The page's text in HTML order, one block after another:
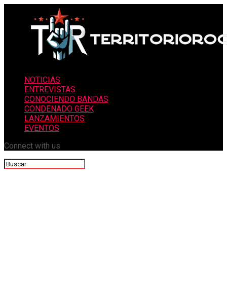
NOTICIAS
ENTREVISTAS
CONOCIENDO BANDAS
CONDENADO GEEK
LANZAMIENTOS
EVENTOS
Connect with us